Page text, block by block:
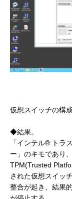
仮想スイッチの構
◆結果。
「インテル® トラ
ー」のキモであり
TPM(Trusted
された仮想スイッ
整合が起き、結果